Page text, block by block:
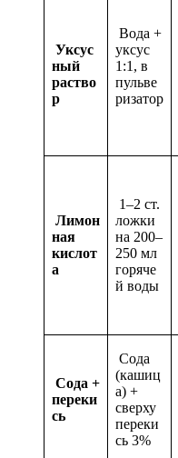
Уксус
ный
раство
р
Вода +
уксус
1:1, в
пульве
ризатор
Лимон
ная
кислот
а
1–2 ст.
ложки
на 200–
250 мл
горяче
й воды
Сода +
переки
сь
Сода
(кашиц
а) +
сверху
переки
сь 3%